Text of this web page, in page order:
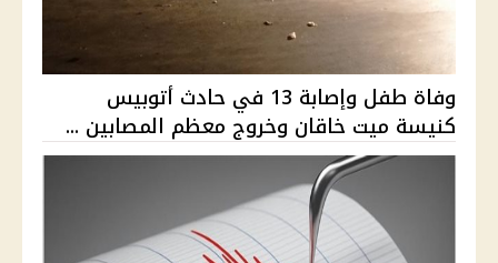
وفاة طفل وإصابة 13 في حادث أتوبيس
كنيسة ميت خاقان وخروج معظم المصابين ...